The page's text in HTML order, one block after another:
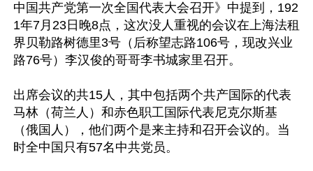
中国共产党第一次全国代表大会召开》中提到，192
1年7月23日晚8点，这次没人重视的会议在上海法租
界贝勒路树德里3号（后称望志路106号，现改兴业
路76号）李汉俊的哥哥李书城家里召开。
出席会议的共15人，其中包括两个共产国际的代表
马林（荷兰人）和赤色职工国际代表尼克尔斯基
（俄国人），他们两个是来主持和召开会议的。当